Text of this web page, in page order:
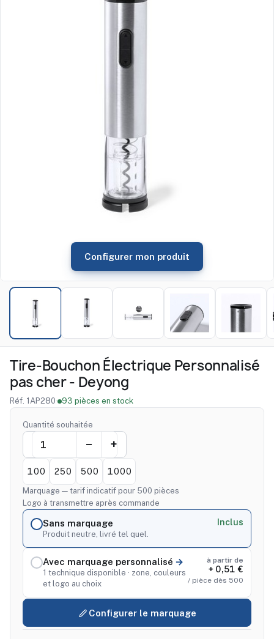
Configurer mon produit
Tire-Bouchon Électrique Personnalisé
pas cher - Deyong
Réf. 1AP280· 93 pièces en stock
Quantité souhaitée
100 250 500 1000
Marquage — tarif indicatif pour 500 pièces
Logo à transmettre après commande
Sans marquage
Produit neutre, livré tel quel.
Inclus
Avec marquage personnalisé
1 technique disponible · zone, couleurs
et logo au choix
à partir de
+ 0,51 €
/ pièce dès 500
Configurer le marquage